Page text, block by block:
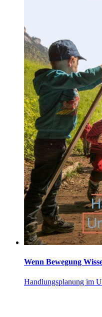
Wenn Bewegung
Handlungsplanung im